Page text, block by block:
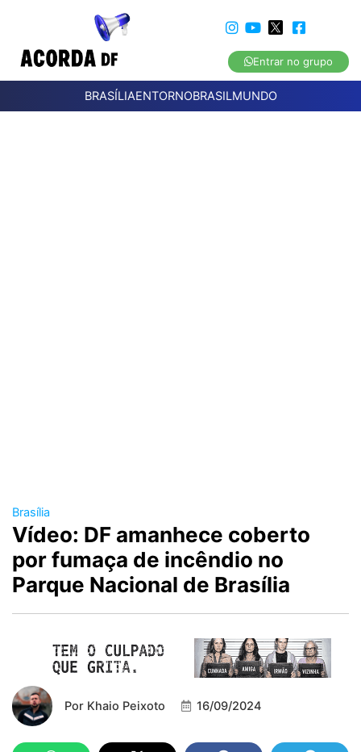
Entrar no grupo
BRASÍLIAENTORNOBRASILMUNDO
Brasília
Vídeo: DF amanhece coberto
por fumaça de incêndio no
Parque Nacional de Brasília
Por Khaio Peixoto 16/09/2024